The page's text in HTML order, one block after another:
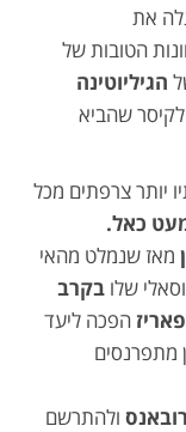
את
הטובות של
הגיליוטינה
שהביא
יותר צרפתים מכל
כאל.
מאז שנמלט מהאי
שלו בקרב
פאריז הפכה ליעד
מתפרנסים
ולהתרשם